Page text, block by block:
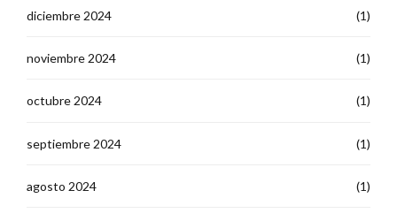
diciembre 2024 (1)
noviembre 2024 (1)
octubre 2024 (1)
septiembre 2024 (1)
agosto 2024 (1)